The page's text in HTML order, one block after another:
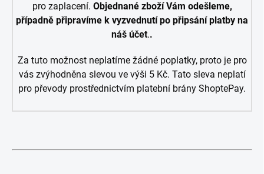
pro zaplacení. Objednané zboží Vám odešleme,
případně připravíme k vyzvednutí po připsání platby na
náš účet..
Za tuto možnost neplatíme žádné poplatky, proto je pro
vás zvýhodněna slevou ve výši 5 Kč. Tato sleva neplatí
pro převody prostřednictvím platební brány ShoptePay.